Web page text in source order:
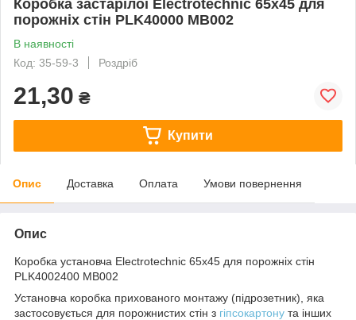
Коробка застарілої Electrotechnic 65x45 для
порожніх стін PLK40000 MB002
В наявності
Код: 35-59-3
Роздріб
21,30 ₴
Купити
Опис Доставка Оплата Умови повернення
Опис
Коробка установча Electrotechnic 65х45 для порожніх стін
PLK4002400 MB002
Установча коробка прихованого монтажу (підрозетник), яка
застосовується для порожнистих стін з гіпсокартону та інших